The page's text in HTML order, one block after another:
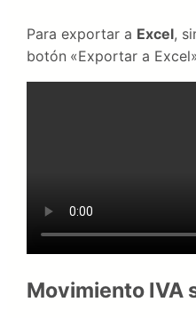
Para exportar a Excel,
botón «Exportar a
Movimiento IVA